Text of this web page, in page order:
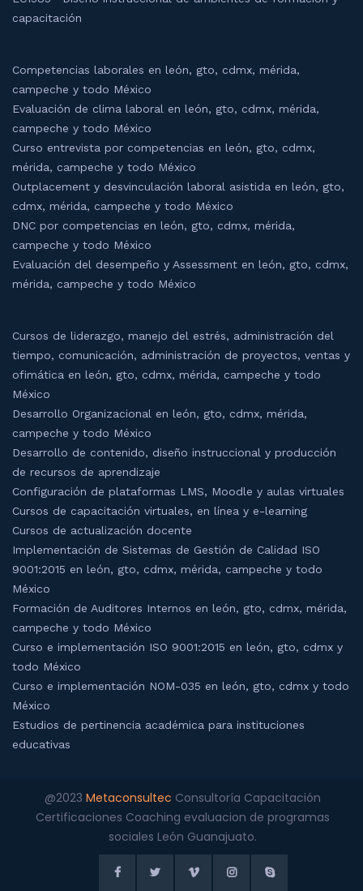
capacitación
Competencias laborales en león, gto, cdmx, mérida,
campeche y todo México
Evaluación de clima laboral en león, gto, cdmx, mérida,
campeche y todo México
Curso entrevista por competencias en león, gto, cdmx,
mérida, campeche y todo México
Outplacement y desvinculación laboral asistida en león, gto,
cdmx, mérida, campeche y todo México
DNC por competencias en león, gto, cdmx, mérida,
campeche y todo México
Evaluación del desempeño y Assessment en león, gto, cdmx,
mérida, campeche y todo México
Cursos de liderazgo, manejo del estrés, administración del
tiempo, comunicación, administración de proyectos, ventas y
ofimática en león, gto, cdmx, mérida, campeche y todo
México
Desarrollo Organizacional en león, gto, cdmx, mérida,
campeche y todo México
Desarrollo de contenido, diseño instruccional y producción
de recursos de aprendizaje
Configuración de plataformas LMS, Moodle y aulas virtuales
Cursos de capacitación virtuales, en línea y e-learning
Cursos de actualización docente
Implementación de Sistemas de Gestión de Calidad ISO
9001:2015 en león, gto, cdmx, mérida, campeche y todo
México
Formación de Auditores Internos en león, gto, cdmx, mérida,
campeche y todo México
Curso e implementación ISO 9001:2015 en león, gto, cdmx y
todo México
Curso e implementación NOM-035 en león, gto, cdmx y todo
México
Estudios de pertinencia académica para instituciones
educativas
@2023 Metaconsultec Consultoría Capacitación
Certificaciones Coaching evaluacion de programas
sociales León Guanajuato.